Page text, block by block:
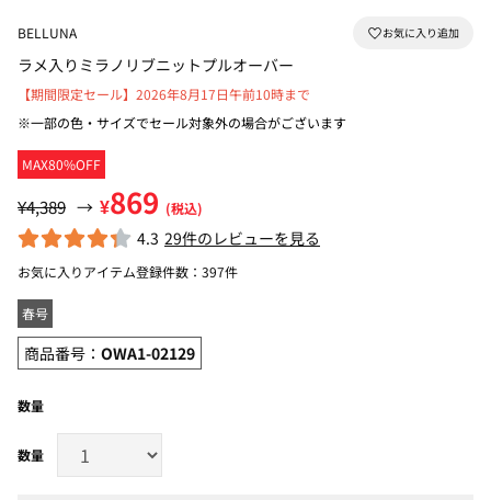
BELLUNA
ラメ入りミラノリブニットプルオーバー
MAX80%OFF
【期間限定セール】2026年8月17日午前10時まで
※一部の色・サイズでセール対象外の場合がございます
¥4,389 → ¥869 (税込)
4.3 29件のレビューを見る
お気に入りアイテム登録件数： 397件
春号
商品番号： OWA1-02129
数量